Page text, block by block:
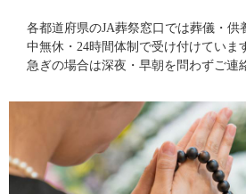
各都道府県のJA葬祭窓口では葬儀・供
中無休・24時間体制で受け付けていま
急ぎの場合は深夜・早朝を問わずご連